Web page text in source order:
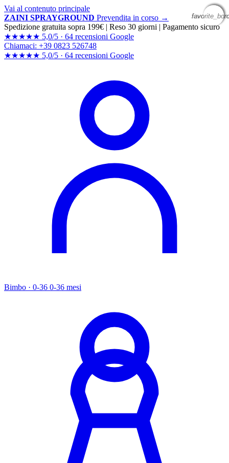
Vai al contenuto principale
ZAINI SPRAYGROUND Prevendita in corso →
Spedizione gratuita sopra 199€ | Reso 30 giorni | Pagamento sicuro
★★★★★ 5,0/5 · 64 recensioni Google
Chiamaci: +39 0823 526748
★★★★★ 5,0/5 · 64 recensioni Google
Bimbo · 0-36 0-36 mesi